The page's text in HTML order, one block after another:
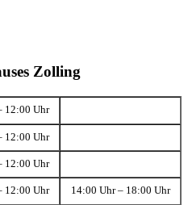
Zolling
12:00 Uhr
12:00 Uhr
12:00 Uhr
12:00 Uhr 14:00 Uhr – 18:00 Uhr